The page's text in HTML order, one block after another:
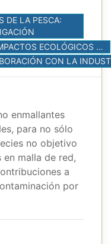
DE LA PESCA:
M. MITIGAR LOS IMPACTOS ECOLÓGICOS DE LAS PESQUERÍAS ATUNERAS
enmallantes
para no sólo
no objetivo
en malla de red,
a
por